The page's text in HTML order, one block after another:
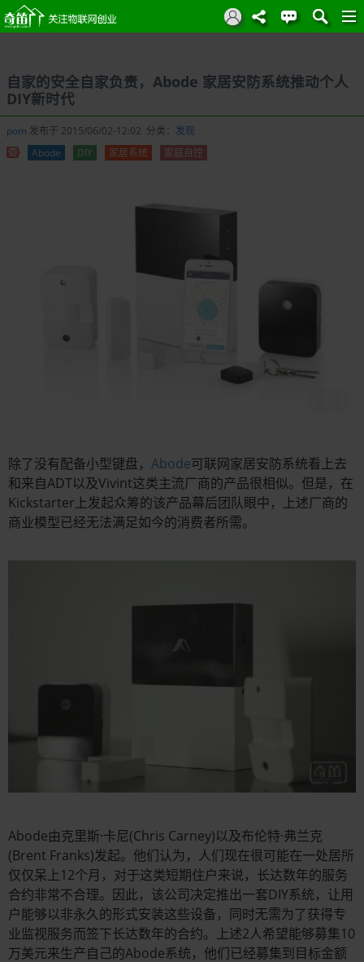
自家的安全自家负责，Abode 家居安防系统推动个人
DIY新时代
pom 发布于 2015/06/02-12:02 分类： 发现
Abode
DIY 家居系统 家庭自控
除了没有配备小型键盘， Abode可联网家居安防系统看上去
和来自ADT以及Vivint这类主流厂商的产品很相似。但是，在
Kickstarter上发起众筹的该产品幕后团队眼中，上述厂商的
商业模型已经无法满足如今的消费者所需。
Abode由克里斯·卡尼(Chris Carney)以及布伦特·弗兰克
(Brent Franks)发起。他们认为，人们现在很可能在一处居所
仅仅呆上12个月，对于这类短期住户来说，长达数年的服务
合约非常不合理。因此，该公司决定推出一套DIY系统，让用
户能够以非永久的形式安装这些设备，同时无需为了获得专
业监视服务而签下长达数年的合约。上述2人希望能够募集10
万美元来生产自己的Abode系统，他们已经募集到目标金额